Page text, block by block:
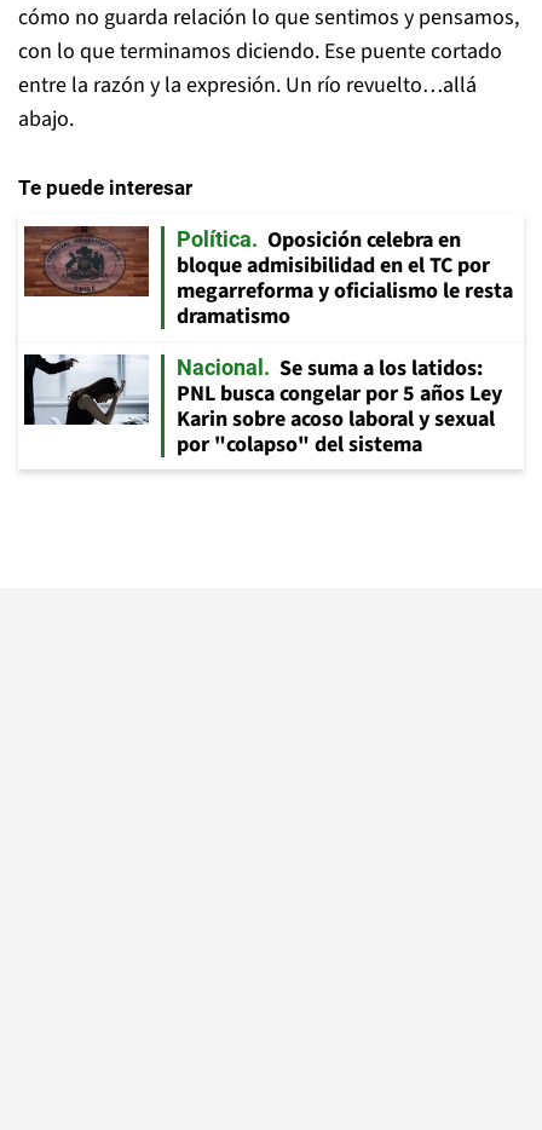
cómo no guarda relación lo que sentimos y pensamos,
con lo que terminamos diciendo. Ese puente cortado
entre la razón y la expresión. Un río revuelto…allá
abajo.
Te puede interesar
Política
Oposición celebra en
bloque admisibilidad en el TC por
megarreforma y oficialismo le resta
dramatismo
Nacional
Se suma a los latidos:
PNL busca congelar por 5 años Ley
Karin sobre acoso laboral y sexual
por "colapso" del sistema